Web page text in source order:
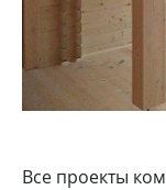
Все проекты